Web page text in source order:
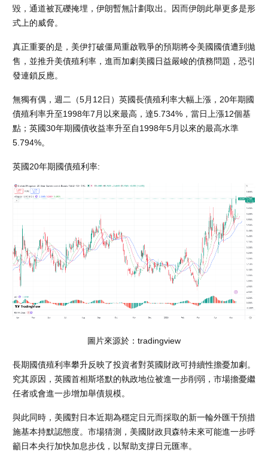
毀，通道被瓦礫掩埋，伊朗暫無計劃取出。因而伊朗此舉更多是形
式上的威脅。
真正重要的是，美伊打破僵局重啟戰爭的預期將令美國國債遭到拋
售，並推升美債殖利率，進而加劇美國日益嚴峻的債務問題，恐引
發連鎖反應。
無獨有偶，週二（5月12日）英國長債殖利率大幅上漲，20年期國
債殖利率升至1998年7月以來最高，達5.734%，當日上漲12個基
點；英國30年期國債收益率升至自1998年5月以來的最高水準
5.794%。
英國20年期國債殖利率:
圖片來源於：tradingview
長期國債殖利率攀升反映了投資者對英國財政可持續性擔憂加劇。
究其原因，英國首相斯塔默的執政地位被進一步削弱，市場擔憂繼
任者或會進一步增加舉債規模。
與此同時，美國對日本近期為穩定日元而採取的新一輪外匯干預措
施基本持默認態度。市場猜測，美國財政貝森特未來可能進一步呼
籲日本央行加快加息步伐，以幫助支撐日元匯率。